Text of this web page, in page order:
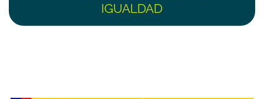
IGUALDAD